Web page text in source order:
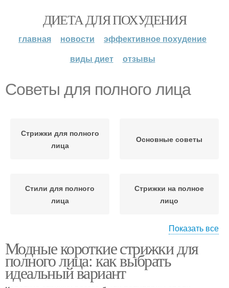
ДИЕТА ДЛЯ ПОХУДЕНИЯ
главная новости
эффективное похудение
виды диет
отзывы
Советы для полного лица
Стрижки для полного
лица
Основные советы
Стили для полного
лица
Стрижки на полное
лицо
Волосы на полном лице Полные лица
Показать все
Модные короткие стрижки для
полного лица: как выбрать
идеальный вариант